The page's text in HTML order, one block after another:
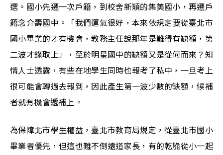
選。國小先遷一次戶籍，到校舍新穎的集美國小，再遷戶
籍念介壽國中。「我們運氣很好，本來依規定要從臺北市
國小畢業的才有機會，教務主任說那年是難得有缺額，第
二波才錄取上」，至於明星國中的缺額又是從何而來？知
情人士透露，有些在地學生同時也報考了私中，一旦考上
很可能會轉過去報到，因此產生第一波少數的缺額，候補
者就有機會遞補上。
為保障北市學生權益，臺北市教育局規定，從臺北市國小
畢業者優先，但這也難不倒遠道家長，有的乾脆從小一起